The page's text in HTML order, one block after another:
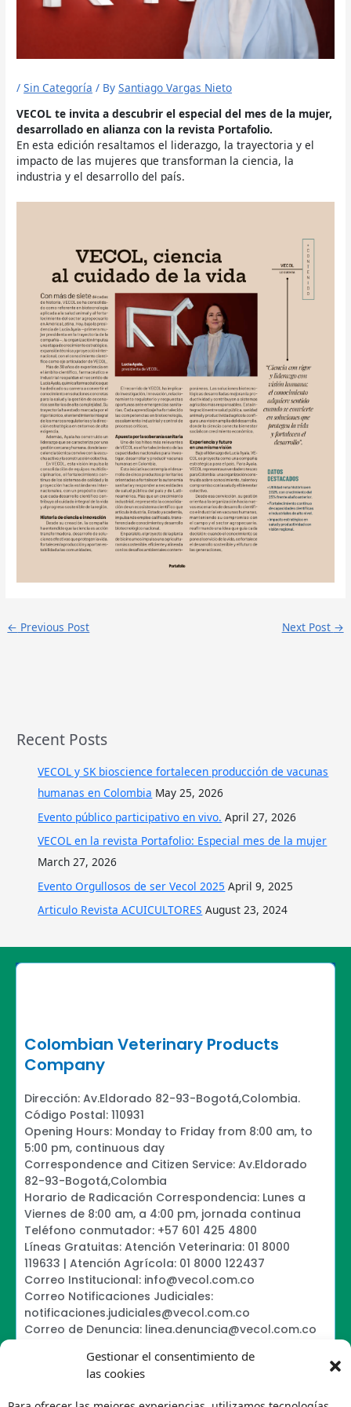
Gestionar el consentimiento de
las cookies
/Sin Categoría / BySantiago Vargas Nieto
VECOL te invita a descubrir el especial del mes de la mujer,
desarrollado en alianza con la revista Portafolio.
En esta edición resaltamos el liderazgo, la trayectoria y el
impacto de las mujeres que transforman la ciencia, la
industria y el desarrollo del país.
← Previous Post Next Post →
Recent Posts
VECOL y SK bioscience fortalecen producción de vacunas
humanas en Colombia May 25, 2026
Evento público participativo en vivo. April 27, 2026
VECOL en la revista Portafolio: Especial mes de la mujer
March 27, 2026
Evento Orgullosos de ser Vecol 2025 April 9, 2025
Articulo Revista ACUICULTORES August 23, 2024
Colombian Veterinary Products
Company
Dirección: Av.Eldorado 82-93-Bogotá,Colombia.
Código Postal: 110931
Opening Hours: Monday to Friday from 8:00 am, to
5:00 pm, continuous day
Correspondence and Citizen Service: Av.Eldorado
82-93-Bogotá,Colombia
Horario de Radicación Correspondencia: Lunes a
Viernes de 8:00 am, a 4:00 pm, jornada continua
Teléfono conmutador: +57 601 425 4800
Líneas Gratuitas: Atención Veterinaria: 01 8000
119633 | Atención Agrícola: 01 8000 122437
Correo Institucional: info@vecol.com.co
Correo Notificaciones Judiciales:
notificaciones.judiciales@vecol.com.co
Correo de Denuncia: linea.denuncia@vecol.com.co
Política de Términos y Condiciones de Uso